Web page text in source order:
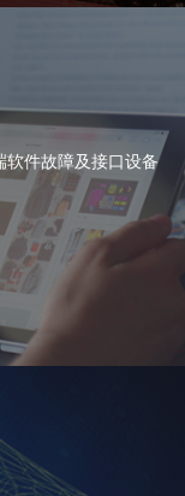
件故障及接口设备